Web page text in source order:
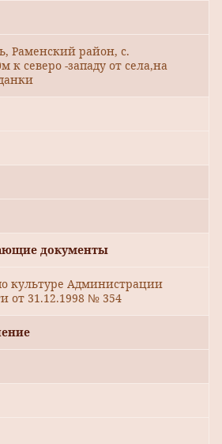
Раменский район, с.
к северо -западу от села,на
документы
культуре Администрации
от 31.12.1998 № 354